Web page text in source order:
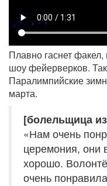
Плавно гаснет факел,
шоу фейерверков.
Паралимпийские
марта.
[болельщица
«Нам очень
церемония, они
хорошо.
очень